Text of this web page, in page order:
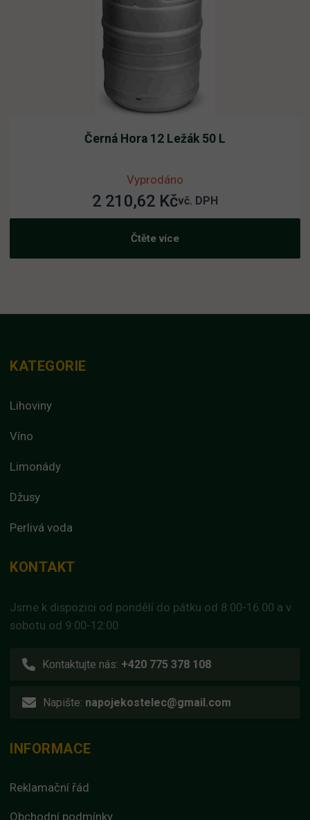
Černá Hora 12 Ležák 50 L
Vyprodáno
2 210,62 Kčvč. DPH
Čtěte více
KATEGORIE
Lihoviny
Víno
Limonády
Džusy
Perlivá voda
KONTAKT
Jsme k dispozici od pondělí do pátku od 8:00-16.00 a v
sobotu od 9:00-12:00
Kontaktujte nás: +420 775 378 108
Napište: napojekostelec@gmail.com
INFORMACE
Reklamační řád
Obchodní podmínky